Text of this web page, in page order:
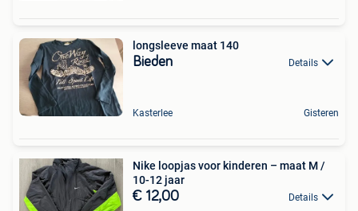
longsleeve maat 140
Bieden Details
Kasterlee Gisteren
Nike loopjas voor kinderen – maat M /
10-12 jaar
€ 12,00 Details